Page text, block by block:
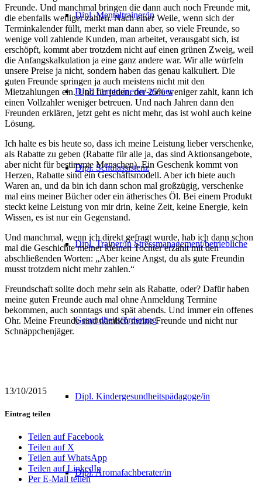
Dipl. Mentaltrainer/in
Dipl. Lerntrainerin/-trainer
Dipl. Schulassistenz
Dipl. Trainer/in Stressmanagement/betriebliche
Gesundheitsförderung
Dipl. Kindergesundheitspädagoge/in
Dipl. Aromafachberater/in
Freunde. Und manchmal bringen die dann auch noch Freunde mit,
die ebenfalls weniger zahlen. Nach einer Weile, wenn sich der
Terminkalender füllt, merkt man dann aber, so viele Freunde, so
wenige voll zahlende Kunden, man arbeitet, verausgabt sich, ist
erschöpft, kommt aber trotzdem nicht auf einen grünen Zweig, weil
die Anfangskalkulation ja eine ganz andere war. Wir alle würfeln
unsere Preise ja nicht, sondern haben das genau kalkuliert. Die
guten Freunde springen ja auch meistens nicht mit den
Mietzahlungen ein. Und für jeden, der 25% weniger zahlt, kann ich
einen Vollzahler weniger betreuen. Und nach Jahren dann den
Freunden erklären, jetzt geht es nicht mehr, das ist wohl auch keine
Lösung.
Ich halte es bis heute so, dass ich meine Leistung lieber verschenke,
als Rabatte zu geben (Rabatte für alle ja, das sind Aktionsangebote,
aber nicht für bestimmte Menschen). Ein Geschenk kommt von
Herzen, Rabatte sind ein Geschäftsmodell. Aber ich biete auch
Waren an, und da bin ich dann schon mal großzügig, verschenke
mal eins meiner Bücher oder ein ätherisches Öl. Bei einem Produkt
steckt keine Leistung von mir drin, keine Zeit, keine Energie, kein
Wissen, es ist nur ein Gegenstand.
Und manchmal, wenn ich direkt gefragt wurde, hab ich dann schon
mal die Geschichte meiner kleinen Tochter erzählt mit den
abschließenden Worten: „Aber keine Angst, du als gute Freundin
musst trotzdem nicht mehr zahlen.“
Freundschaft sollte doch mehr sein als Rabatte, oder? Dafür haben
meine guten Freunde auch mal ohne Anmeldung Termine
bekommen, auch sonntags und spät abends. Und immer ein offenes
Ohr. Meine Freunde sind nämlich meine Freunde und nicht nur
Schnäppchenjäger.
13/10/2015
Eintrag teilen
Teilen auf Facebook
Teilen auf X
Teilen auf WhatsApp
Teilen auf LinkedIn
Per E-Mail teilen